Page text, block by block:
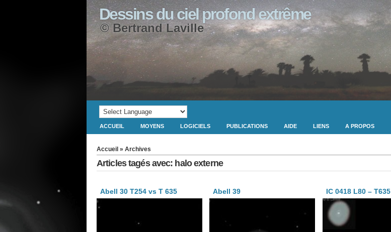
Dessins du ciel profond extrême
© Bertrand Laville
ACCUEIL MOYENS LOGICIELS PUBLICATIONS AIDE LIENS A PROPOS
Accueil » Archives
Articles tagés avec: halo externe
Abell 30 T254 vs T 635 Abell 39 IC 0418 L80 – T635